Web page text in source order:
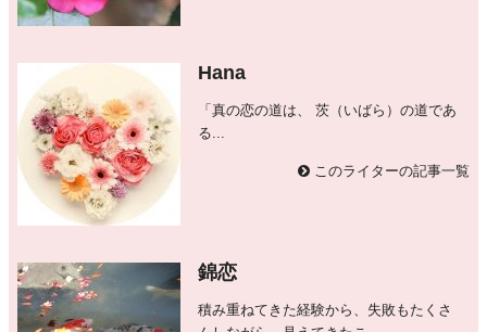
Hana
「真の恋の道は、 茨（いばら）の道であ
る...
このライターの記事一覧
錦恋
積み重ねてきた経験から、失敗もたくさ